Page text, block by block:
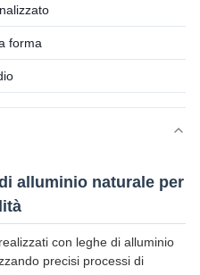
forma
alluminio naturale per
con leghe di alluminio
precisi processi di